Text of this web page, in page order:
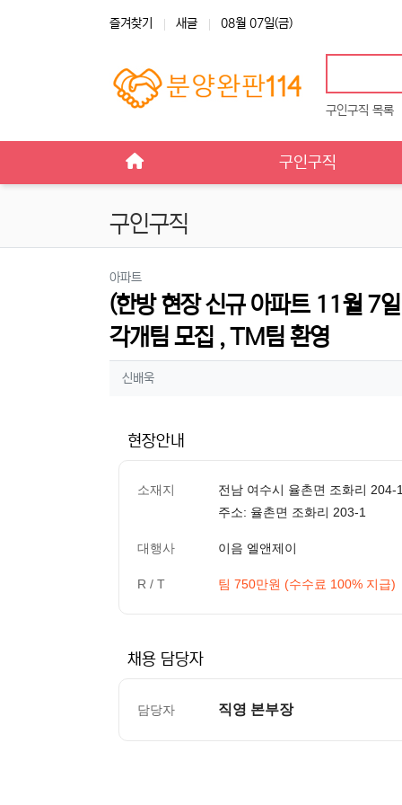
즐겨찾기 새글 08월 07일(금)
구인구직 목록
구인구직
구인구직
아파트
(한방 현장 신규 아파트 11월 7
각개팀 모집 , TM팀 환영
작성자 정보
신배욱작성
현장안내
소재지
전남 여수시 율촌면 조화리 204-
주소: 율촌면 조화리 203-1
대행사 이음 엘앤제이
R / T 팀 750만원 (수수료 100% 지급)
채용 담당자
담당자 직영 본부장